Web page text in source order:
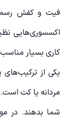
فیت و کفش
اکسسوری‌هایی
کاری بسیار
یکی از ترکیب‌های
مردانه یا کت
شما بدهند. در